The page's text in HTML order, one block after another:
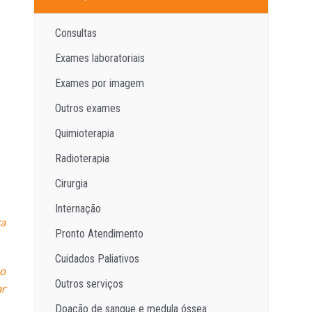
Consultas
Exames laboratoriais
Exames por imagem
Outros exames
Quimioterapia
Radioterapia
Cirurgia
Internação
Pronto Atendimento
Cuidados Paliativos
Outros serviços
Doação de sangue e medula óssea